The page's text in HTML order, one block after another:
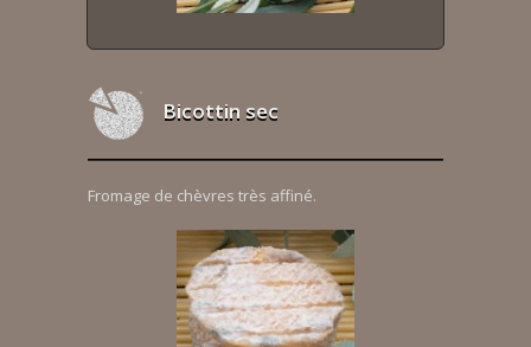
Bicottin sec
Fromage de chèvres très affiné.